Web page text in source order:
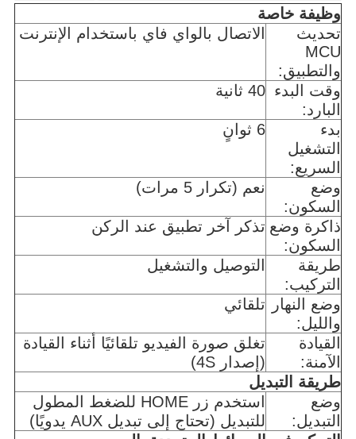
وظيفة خاصة
تحديث
MCU
والتطبيق:
الاتصال بالواي فاي باستخدام الإنترنت
وقت البدء
البارد:
40 ثانية
بدء
التشغيل
السريع:
6 ثوانٍ
وضع
السكون:
نعم (تكرار 5 مرات)
ذاكرة وضع
السكون:
تذكر آخر تطبيق عند الركن
طريقة
التركيب:
التوصيل والتشغيل
وضع النهار
والليل:
تلقائي
القيادة
الآمنة:
تغلق صورة الفيديو تلقائيًا أثناء القيادة
(إصدار 4S)
طريقة التبديل
وضع
التبديل:
استخدم زر HOME للضغط المطول
للتبديل (تحتاج إلى تبديل AUX يدويًا)